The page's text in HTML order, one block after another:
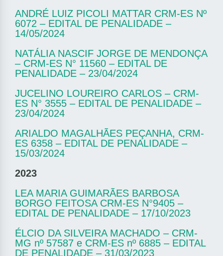
ANDRÉ LUIZ PICOLI MATTAR CRM-ES Nº
6072 – EDITAL DE PENALIDADE –
14/05/2024
NATÁLIA NASCIF JORGE DE MENDONÇA
– CRM-ES N° 11560 – EDITAL DE
PENALIDADE – 23/04/2024
JUCELINO LOUREIRO CARLOS – CRM-
ES N° 3555 – EDITAL DE PENALIDADE –
23/04/2024
ARIALDO MAGALHÃES PEÇANHA, CRM-
ES 6358 – EDITAL DE PENALIDADE –
15/03/2024
2023
LEA MARIA GUIMARÃES BARBOSA
BORGO FEITOSA CRM-ES N°9405 –
EDITAL DE PENALIDADE – 17/10/2023
ÉLCIO DA SILVEIRA MACHADO – CRM-
MG nº 57587 e CRM-ES nº 6885 – EDITAL
DE PENALIDADE – 31/03/2023